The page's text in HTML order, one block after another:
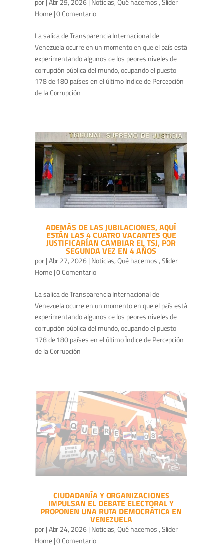
por Abr 29, 2026 Noticias,Qué hacemos,Slider
Home| 0 Comentario
La salida de Transparencia Internacional de
Venezuela ocurre en un momento en que el país está
experimentando algunos de los peores niveles de
corrupción pública del mundo, ocupando el puesto
178 de 180 países en el último Índice de Percepción
de la Corrupción
ADEMÁS DE LAS JUBILACIONES, AQUÍ
ESTÁN LAS 4 CUATRO VACANTES QUE
JUSTIFICARÍAN CAMBIAR EL TSJ, POR
SEGUNDA VEZ EN 4 AÑOS
por|Abr 27, 2026| Noticias,Qué hacemos,Slider
Home| 0 Comentario
La salida de Transparencia Internacional de
Venezuela ocurre en un momento en que el país está
experimentando algunos de los peores niveles de
corrupción pública del mundo, ocupando el puesto
178 de 180 países en el último Índice de Percepción
de la Corrupción
CIUDADANÍA Y ORGANIZACIONES
IMPULSAN EL DEBATE ELECTORAL Y
PROPONEN UNA RUTA DEMOCRÁTICA EN
VENEZUELA
por|Abr 24, 2026| Noticias,Qué hacemos ,Slider
Home| 0 Comentario